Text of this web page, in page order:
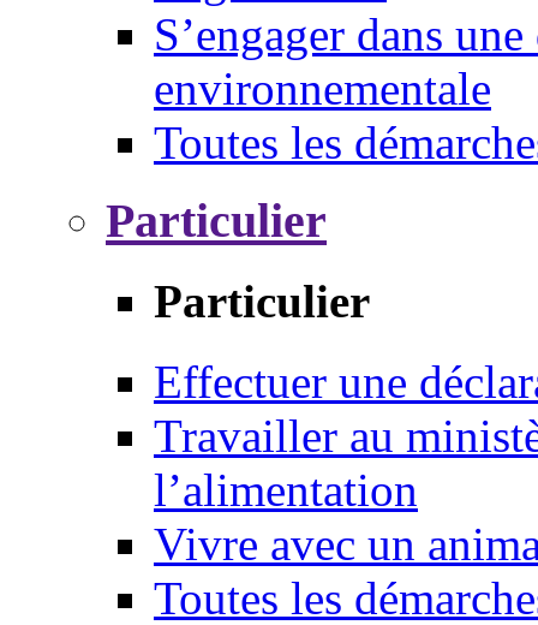
S’engager dans
environnementale
Toutes les
Particulier
Particulier
Effectuer une
Travailler au
l’alimentation
Vivre avec un
Toutes les